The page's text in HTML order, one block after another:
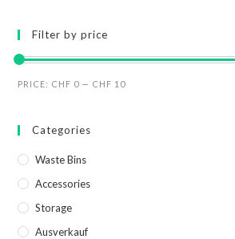
Filter by price
PRICE: CHF 0 — CHF 10
Categories
Waste Bins
Accessories
Storage
Ausverkauf